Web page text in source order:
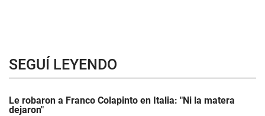
SEGUÍ LEYENDO
Le robaron a Franco Colapinto en Italia: "Ni la matera
dejaron"